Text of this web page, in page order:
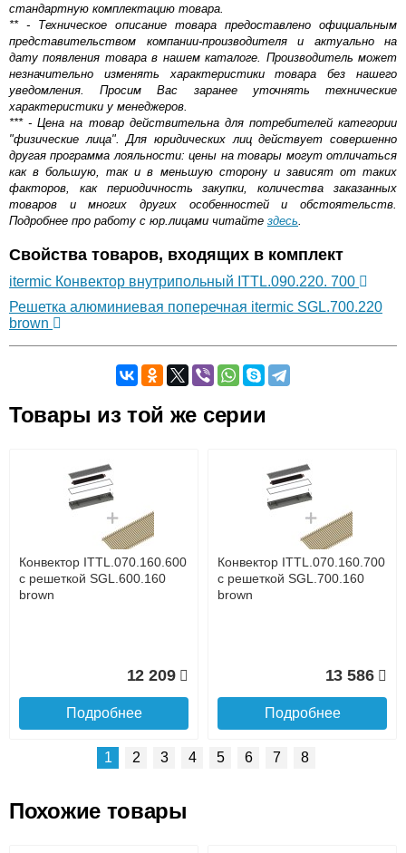
стандартную комплектацию товара.
** - Техническое описание товара предоставлено официальным
представительством компании-производителя и актуально на
дату появления товара в нашем каталоге. Производитель может
незначительно изменять характеристики товара без нашего
уведомления. Просим Вас заранее уточнять технические
характеристики у менеджеров.
*** - Цена на товар действительна для потребителей категории
"физические лица". Для юридических лиц действует совершенно
другая программа лояльности: цены на товары могут отличаться
как в большую, так и в меньшую сторону и зависят от таких
факторов, как периодичность закупки, количества заказанных
товаров и многих других особенностей и обстоятельств.
Подробнее про работу с юр.лицами читайте здесь.
Свойства товаров, входящих в комплект
itermic Конвектор внутрипольный ITTL.090.220. 700
Решетка алюминиевая поперечная itermic SGL.700.220
brown
Оставьте отзыв
Доставка сантехники по Москве и Московской области
Наличный расчёт
Банковской картой на сайте в режиме реального
времени
Банковской картой при получении товара как при
доставке, так и самовывозом
Интернет-деньгами (Yandex-деньги, Web-money,
Qiwi-кошельки и другие).
Безналичный расчёт (возможно и с НДС)
Товары из той же серии
Конвектор ITTL.070.160.600
с решеткой SGL.600.160
brown
12 209
Подробнее
Конвектор ITTL.070.160.700
с решеткой SGL.700.160
brown
13 586
Подробнее
1 2 3 4 5 6 7 8
Похожие товары